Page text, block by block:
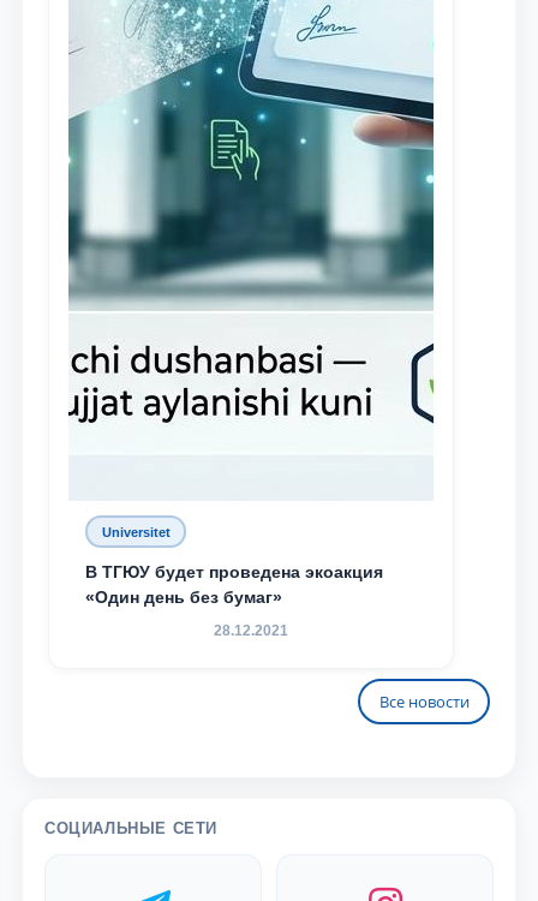
Universitet
В ТГЮУ будет проведена экоакция
«Один день без бумаг»
28.12.2021
Все новости
СОЦИАЛЬНЫЕ СЕТИ